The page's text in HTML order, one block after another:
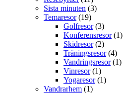
Sista minuten (3)
Temaresor(19)
Golfresor(3)
Konferensresor(1)
Skidresor(2)
Träningsresor(4)
Vandringsresor(1)
Vinresor(1)
Yogaresor(1)
Vandrarhem (1)